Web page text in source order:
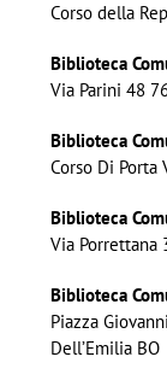
Corso della
Biblioteca
Via Parini 48
Biblioteca
Corso Di
Biblioteca
Via Porrettana
Biblioteca
Piazza
Dell’Emilia BO